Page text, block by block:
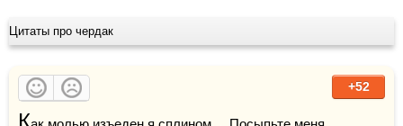
Цитаты про чердак
+52
К